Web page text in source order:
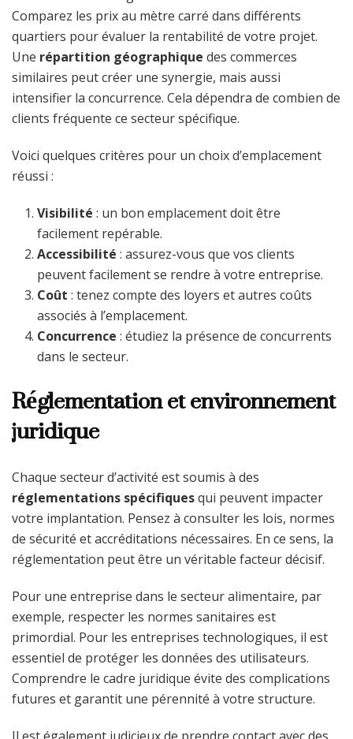
Comparez les prix au mètre carré dans différents
quartiers pour évaluer la rentabilité de votre projet.
Une répartition géographique des commerces
similaires peut créer une synergie, mais aussi
intensifier la concurrence. Cela dépendra de combien de
clients fréquente ce secteur spécifique.
Voici quelques critères pour un choix d’emplacement
réussi :
Visibilité : un bon emplacement doit être
facilement repérable.
Accessibilité : assurez-vous que vos clients
peuvent facilement se rendre à votre entreprise.
Coût : tenez compte des loyers et autres coûts
associés à l’emplacement.
Concurrence : étudiez la présence de concurrents
dans le secteur.
Réglementation et environnement
juridique
Chaque secteur d’activité est soumis à des
réglementations spécifiquesqui peuvent impacter
votre implantation. Pensez à consulter les lois, normes
de sécurité et accréditations nécessaires. En ce sens, la
réglementation peut être un véritable facteur décisif.
Pour une entreprise dans le secteur alimentaire, par
exemple, respecter les normes sanitaires est
primordial. Pour les entreprises technologiques, il est
essentiel de protéger les données des utilisateurs.
Comprendre le cadre juridique évite des complications
futures et garantit une pérennité à votre structure.